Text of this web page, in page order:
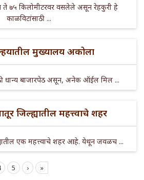
ते ७५ किलोमीटरवर वसलेले असून रेहकुरी हे
काळविटांसाठी ...
मुख्यालय अकोला
धान्य बाजारपेठ असून, अनेक ऑईल मिल ...
जिल्ह्यातील महत्त्वाचे शहर
एक महत्त्वाचे शहर आहे. येथून जवळच ...
5 › »